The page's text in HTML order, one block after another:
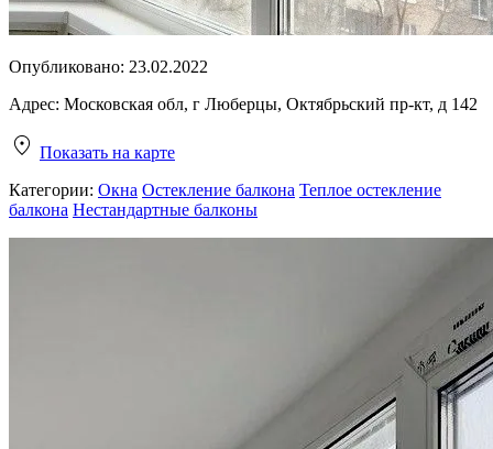
Опубликовано: 23.02.2022
Адрес: Московская обл, г Люберцы, Октябрьский пр-кт, д 142
Показать на карте
Категории: Окна Остекление балкона Теплое остекление
балкона Нестандартные балконы